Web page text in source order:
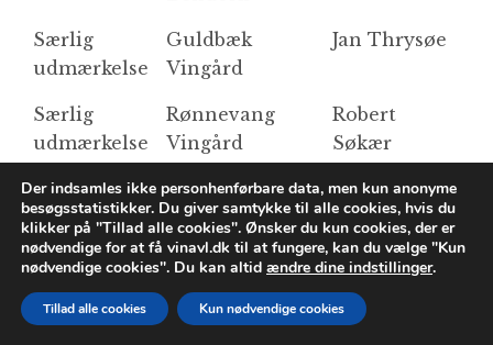
Særlig
udmærkelse
Guldbæk
Vingård
Jan Thrysøe
Særlig
udmærkelse
Rønnevang
Vingård
Robert
Søkær
Særlig
udmærkelse
Cold Hand
Winery
Cold Hand
Winery v
Jens
Skovgaard
Pedersen
Der indsamles ikke personhenførbare data, men kun anonyme
besøgsstatistikker. Du giver samtykke til alle cookies, hvis du
klikker på "Tillad alle cookies". Ønsker du kun cookies, der er
nødvendige for at få vinavl.dk til at fungere, kan du vælge "Kun
nødvendige cookies". Du kan altid ændre dine indstillinger.
Tillad alle cookies Kun nødvendige cookies